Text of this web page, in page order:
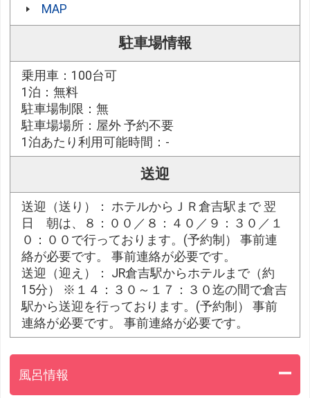
MAP
駐車場情報
乗用車：100台可
1泊：無料
駐車場制限：無
駐車場場所：屋外 予約不要
1泊あたり利用可能時間：-
送迎
送迎（送り）： ホテルからＪＲ倉吉駅まで 翌
日 朝は、８：００／８：４０／９：３０／１
０：００で行っております。(予約制） 事前連
絡が必要です。 事前連絡が必要です。
送迎（迎え）： JR倉吉駅からホテルまで（約
15分） ※１４：３０～１７：３０迄の間で倉吉
駅から送迎を行っております。(予約制） 事前
連絡が必要です。 事前連絡が必要です。
風呂情報